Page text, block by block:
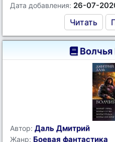
Дата добавления: 26-07-
Читать
Автор: Даль Дмитрий
Жанр: Боевая фантастика